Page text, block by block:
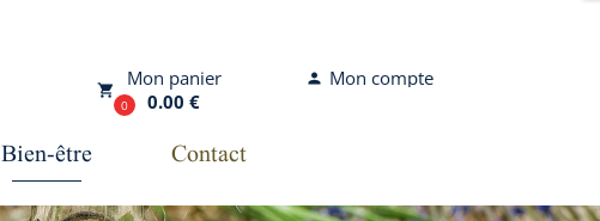
Bien-être Contact
person Mon compte
local_grocery_store
0
Mon panier
0.00 €